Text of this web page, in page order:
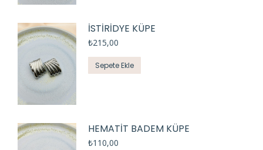
İSTİRİDYE KÜPE
₺215,00
Sepete Ekle
HEMATİT BADEM KÜPE
₺110,00